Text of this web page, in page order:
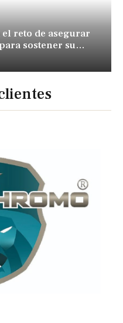
reto de asegurar
sostener su